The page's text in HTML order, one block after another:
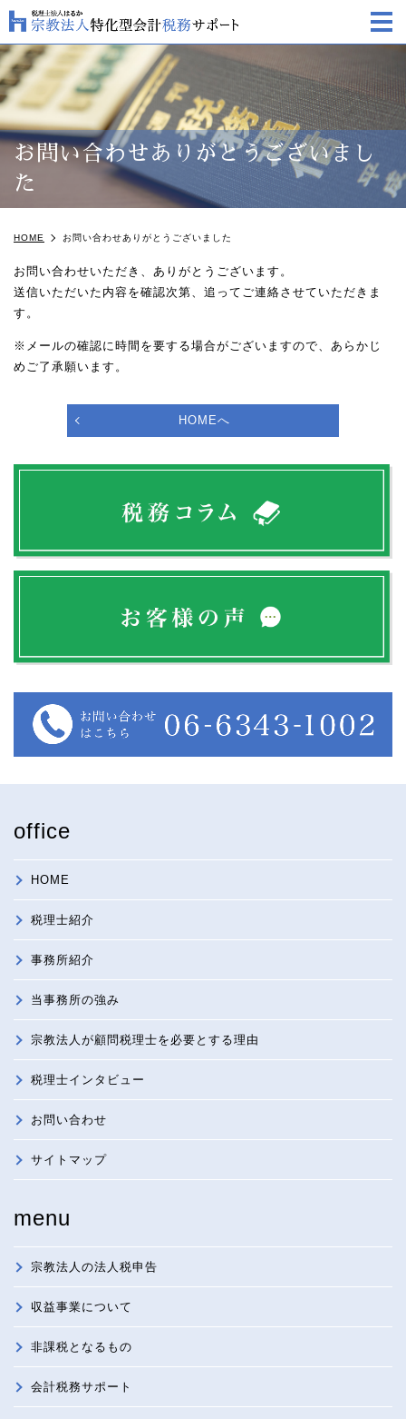
お問い合わせありがとうございまし
た
HOME お問い合わせありがとうございました
お問い合わせいただき、ありがとうございます。
送信いただいた内容を確認次第、追ってご連絡させていただきま
す。
※メールの確認に時間を要する場合がございますので、あらかじ
めご了承願います。
HOMEへ
office
HOME
税理士紹介
事務所紹介
当事務所の強み
宗教法人が顧問税理士を必要とする理由
税理士インタビュー
お問い合わせ
サイトマップ
menu
宗教法人の法人税申告
収益事業について
非課税となるもの
会計税務サポート